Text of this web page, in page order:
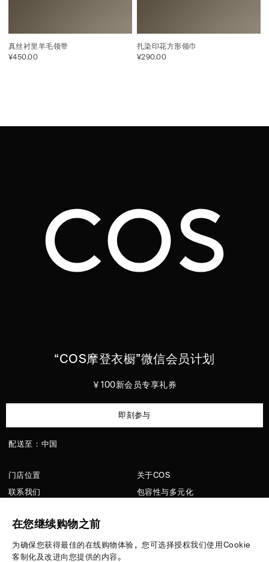
在您继续购物之前
为确保您获得最佳的在线购物体验，您可选择授权我们使用Cookie
客制化及改进向您提供的内容。
真丝衬里羊毛领带
¥450.00
扎染印花方形领巾
¥290.00
“COS摩登衣橱”微信会员计划
￥100新会员专享礼券
即刻参与
配送至：中国
门店位置
联系我们
隐私政策
配送信息
版型指南
关于COS
包容性与多元化
媒体